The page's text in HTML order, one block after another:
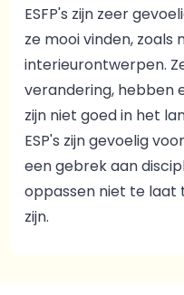
ESFP's zijn zeer
ze mooi vinden, zoals
interieurontwerpen.
verandering, hebben
zijn niet goed in het
ESP's zijn gevoelig
een gebrek aan
oppassen niet te laat
zijn.